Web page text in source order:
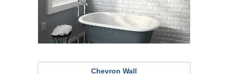
Chevron Wall